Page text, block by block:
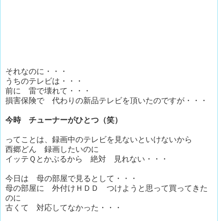
それなのに・・・
うちのテレビは・・・
前に 雷で壊れて・・・
損害保険で 代わりの新品テレビを頂いたのですが・・・
今時 チューナーがひとつ（笑）
ってことは、録画中のテレビを見ないといけないから
西郷どん 録画したいのに
イッテＱとかぶるから 絶対 見れない・・・
今日は 母の部屋で見るとして・・・
母の部屋に 外付けＨＤＤ つけようと思って買ってきた
のに
古くて 対応してなかった・・・